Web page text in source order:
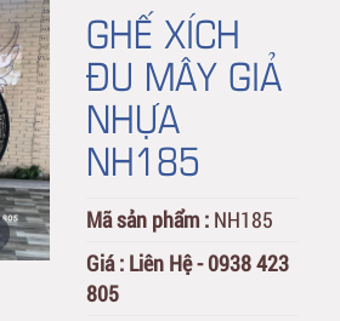
GHẾ XÍCH
ĐU MÂY GIẢ
NHỰA
NH185
Mã sản phẩm : NH185
Giá : Liên Hệ - 0938 423
805